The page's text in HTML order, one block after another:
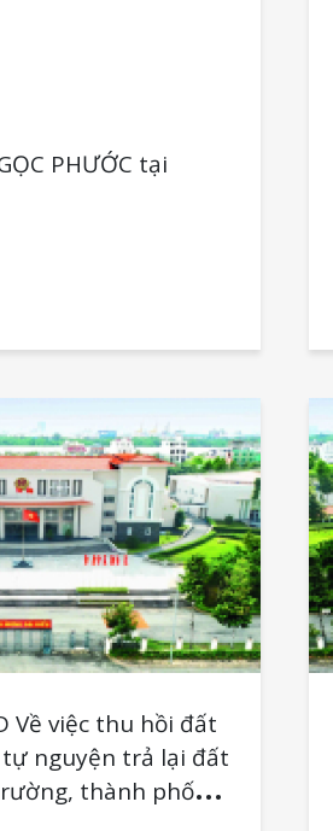
PHƯỚC tại
Về việc thu hồi đất
tự nguyện trả lại đất
thành phố